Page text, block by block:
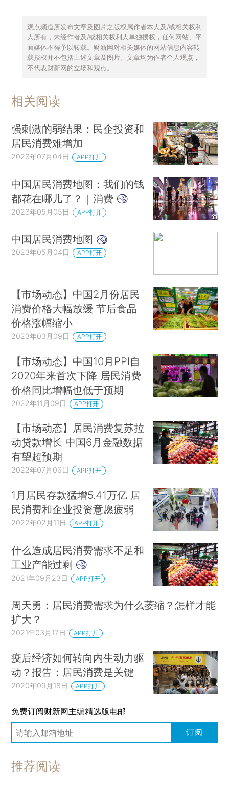
观点频道所发布文章及图片之版权属作者本人及/或相关权利
人所有，未经作者及/或相关权利人单独授权，任何网站、平
面媒体不得予以转载。财新网对相关媒体的网站信息内容转
载授权并不包括上述文章及图片。文章均为作者个人观点，
不代表财新网的立场和观点。
相关阅读
强刺激的弱结果：民企投资和
居民消费难增加
2023年07月04日 APP打开
中国居民消费地图：我们的钱
都花在哪儿了？｜消费
2023年05月05日 APP打开
中国居民消费地图
2023年05月04日 APP打开
【市场动态】中国2月份居民
消费价格大幅放缓 节后食品
价格涨幅缩小
2023年03月09日 APP打开
【市场动态】中国10月PPI自
2020年来首次下降 居民消费
价格同比增幅也低于预期
2022年11月09日 APP打开
【市场动态】居民消费复苏拉
动贷款增长 中国6月金融数据
有望超预期
2022年07月06日 APP打开
1月居民存款猛增5.41万亿 居
民消费和企业投资意愿疲弱
2022年02月11日 APP打开
什么造成居民消费需求不足和
工业产能过剩
2021年09月23日 APP打开
周天勇：居民消费需求为什么萎缩？怎样才能
扩大？
2021年03月17日 APP打开
疫后经济如何转向内生动力驱
动？报告：居民消费是关键
2020年09月18日 APP打开
免费订阅财新网主编精选版电邮
订阅
推荐阅读